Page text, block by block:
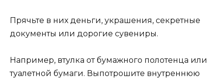
Прячьте в них деньги, украшения, секретные
документы или дорогие сувениры.
Например, втулка от бумажного полотенца или
туалетной бумаги. Выпотрошите внутреннюю